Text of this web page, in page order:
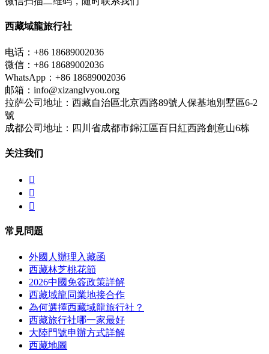
西藏域龍旅行社
电话：+86 18689002036
微信：+86 18689002036
WhatsApp：+86 18689002036
邮箱：info@xizanglvyou.org
拉萨公司地址：西藏自治區北京西路89號人保基地別墅區6-2
號
成都公司地址：四川省成都市錦江區百日紅西路創意山6栋
关注我们



常見問題
外國人辦理入藏函
西藏林芝桃花節
2026中國免簽政策詳解
西藏域龍同業地接合作
為何選擇西藏域龍旅行社？
西藏旅行社哪一家最好
大陸門號申辦方式詳解
西藏地圖